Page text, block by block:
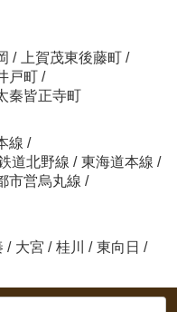
/ 上賀茂東後藤町 /
戸町 /
秦皆正寺町
線 /
道北野線 / 東海道本線 /
市営烏丸線 /
/ 大宮 / 桂川 / 東向日 /